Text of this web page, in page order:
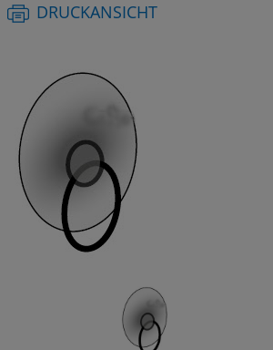
DRUCKANSICHT